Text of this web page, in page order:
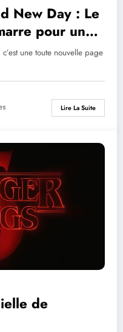
New Day : Le
pour un
attendu du
une toute nouvelle page
Lire La Suite
de